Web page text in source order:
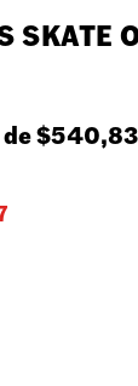
SKATE
$540,83